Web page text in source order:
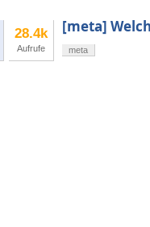
28.4k
Aufrufe
[meta]
meta